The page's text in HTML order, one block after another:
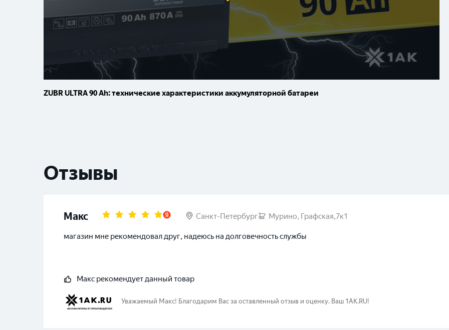
ZUBR ULTRA 90 Ah: технические характеристики аккумуляторной батареи
ZUBR Ultra 90Ah
ZUBR Ultra 90Ah
ZUBR Ultra 90Ah
Отзывы
Макс Санкт-Петербург Мурино, Графская,7к1
магазин мне рекомендовал друг, надеюсь на долговечность службы
Макс рекомендует данный товар
Уважаемый Макс! Благодарим Вас за оставленный отзыв и оценку. Ваш 1AK.RU!
Выберите ваш город